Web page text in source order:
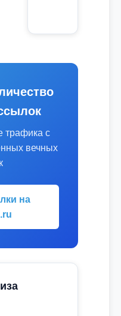
трафика с
вечных
на